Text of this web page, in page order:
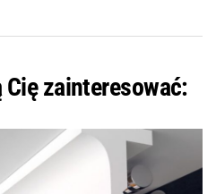
zainteresować: